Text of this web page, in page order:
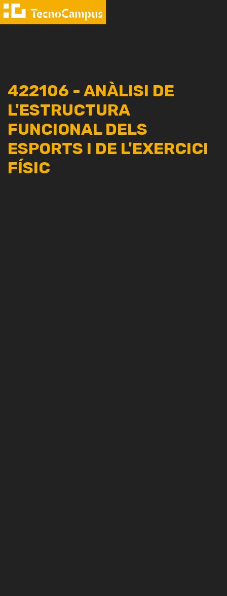
422106 - ANÀLISI DE
L'ESTRUCTURA
FUNCIONAL DELS
ESPORTS I DE L'EXERCICI
FÍSIC